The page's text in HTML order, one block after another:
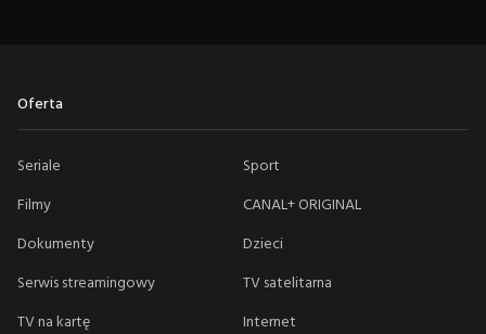
Oferta
Seriale
Sport
Filmy
CANAL+ ORIGINAL
Dokumenty
Dzieci
Serwis streamingowy
TV satelitarna
TV na kartę
Internet